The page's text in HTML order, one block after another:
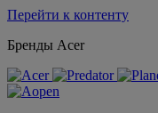
Перейти к контенту
Бренды Acer